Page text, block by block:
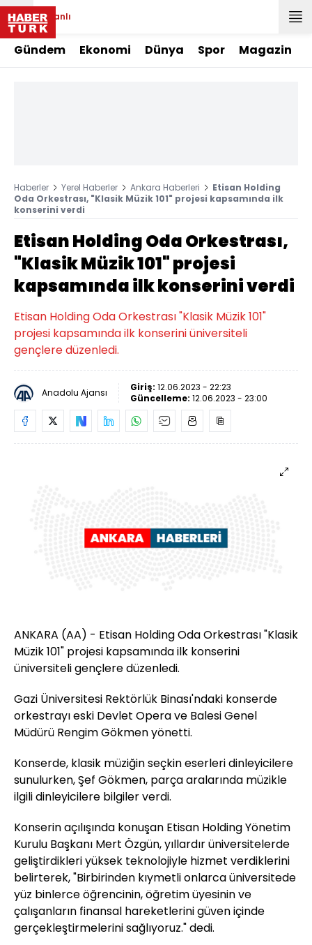
Canlı
Gündem Ekonomi Dünya Spor Magazin
Haberler Yerel Haberler Ankara Haberleri
Etisan Holding
Oda Orkestrası, "Klasik Müzik 101" projesi kapsamında ilk
konserini verdi
Etisan Holding Oda Orkestrası,
"Klasik Müzik 101" projesi
kapsamında ilk konserini verdi
Etisan Holding Oda Orkestrası "Klasik Müzik 101"
projesi kapsamında ilk konserini üniversiteli
gençlere düzenledi.
Anadolu Ajansı Giriş: 12.06.2023 - 22:23
Güncelleme: 12.06.2023 - 23:00
ANKARA (AA) - Etisan Holding Oda Orkestrası "Klasik
Müzik 101" projesi kapsamında ilk konserini
üniversiteli gençlere düzenledi.
Gazi Üniversitesi Rektörlük Binası'ndaki konserde
orkestrayı eski Devlet Opera ve Balesi Genel
Müdürü Rengim Gökmen yönetti.
Konserde, klasik müziğin seçkin eserleri dinleyicilere
sunulurken, Şef Gökmen, parça aralarında müzikle
ilgili dinleyicilere bilgiler verdi.
Konserin açılışında konuşan Etisan Holding Yönetim
Kurulu Başkanı Mert Özgün, yıllardır üniversitelerde
geliştirdikleri yüksek teknolojiyle hizmet verdiklerini
belirterek, "Birbirinden kıymetli onlarca üniversitede
yüz binlerce öğrencinin, öğretim üyesinin ve
çalışanların finansal hareketlerini güven içinde
gerçekleştirmelerini sağlıyoruz." dedi.